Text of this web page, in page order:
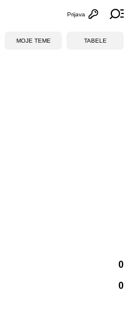
Otvori
Prijava
MOJE TEME TABELE
0
0